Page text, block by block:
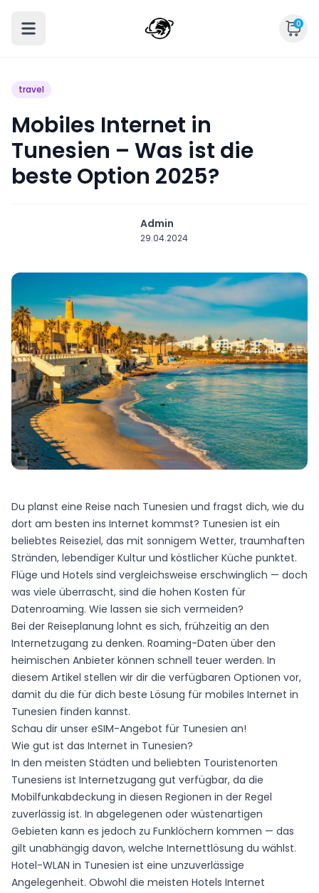
0
travel
Mobiles Internet in
Tunesien – Was ist die
beste Option 2025?
Admin
29.04.2024
Du planst eine Reise nach Tunesien und fragst dich, wie du
dort am besten ins Internet kommst? Tunesien ist ein
beliebtes Reiseziel, das mit sonnigem Wetter, traumhaften
Stränden, lebendiger Kultur und köstlicher Küche punktet.
Flüge und Hotels sind vergleichsweise erschwinglich — doch
was viele überrascht, sind die hohen Kosten für
Datenroaming. Wie lassen sie sich vermeiden?
Bei der Reiseplanung lohnt es sich, frühzeitig an den
Internetzugang zu denken. Roaming-Daten über den
heimischen Anbieter können schnell teuer werden. In
diesem Artikel stellen wir dir die verfügbaren Optionen vor,
damit du die für dich beste Lösung für mobiles Internet in
Tunesien finden kannst.
Schau dir unser eSIM-Angebot für Tunesien an!
Wie gut ist das Internet in Tunesien?
In den meisten Städten und beliebten Touristenorten
Tunesiens ist Internetzugang gut verfügbar, da die
Mobilfunkabdeckung in diesen Regionen in der Regel
zuverlässig ist. In abgelegenen oder wüstenartigen
Gebieten kann es jedoch zu Funklöchern kommen — das
gilt unabhängig davon, welche Internettlösung du wählst.
Hotel-WLAN in Tunesien ist eine unzuverlässige
Angelegenheit. Obwohl die meisten Hotels Internet